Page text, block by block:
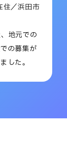
住／浜田市
地元での
の募集が
した。